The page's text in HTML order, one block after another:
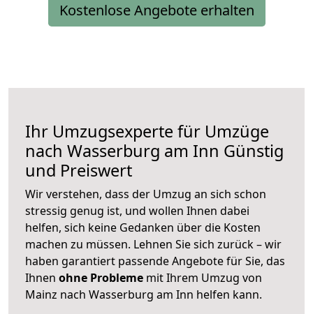
Kostenlose Angebote erhalten
Ihr Umzugsexperte für Umzüge
nach Wasserburg am Inn Günstig
und Preiswert
Wir verstehen, dass der Umzug an sich schon
stressig genug ist, und wollen Ihnen dabei
helfen, sich keine Gedanken über die Kosten
machen zu müssen. Lehnen Sie sich zurück – wir
haben garantiert passende Angebote für Sie, das
Ihnen ohne Probleme mit Ihrem Umzug von
Mainz nach Wasserburg am Inn helfen kann.